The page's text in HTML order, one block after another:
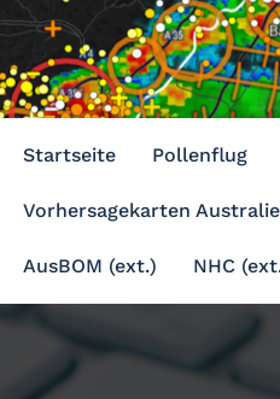
Startseite Pollenflug
Vorhersagekarten
AusBOM (ext.) NHC